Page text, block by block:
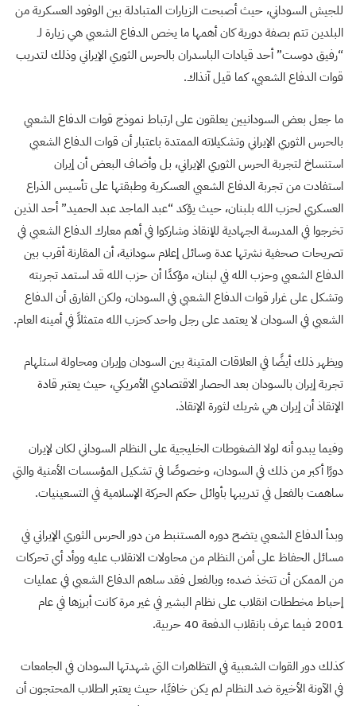
للجيش السوداني، حيث أصبحت الزيارات المتبادلة بين الوفود العسكرية من
البلدين تتم بصفة دورية كان أهمها ما يخص الدفاع الشعبي هي زيارة لـ
“رفيق دوست” أحد قيادات الباسدران بالحرس الثوري الإيراني وذلك لتدريب
قوات الدفاع الشعبي، كما قيل آنذاك.
ما جعل بعض السودانيين يعلقون على ارتباط نموذج قوات الدفاع الشعبي
بالحرس الثوري الإيراني وتشكيلاته الممتدة باعتبار أن قوات الدفاع الشعبي
استنساخ لتجربة الحرس الثوري الإيراني، بل وأضاف البعض أن إيران
استفادت من تجربة الدفاع الشعبي العسكرية وطبقتها على تأسيس الذراع
العسكري لحزب الله بلبنان، حيث يؤكد “عبد الماجد عبد الحميد” أحد الذين
تخرجوا في المدرسة الجهادية للإنقاذ وشاركوا في أهم معارك الدفاع الشعبي في
تصريحات صحفية نشرتها عدة وسائل إعلام سودانية، أن المقارنة أقرب بين
الدفاع الشعبي وحزب الله في لبنان، مؤكدًا أن حزب الله قد استمد تجربته
وتشكل على غرار قوات الدفاع الشعبي في السودان، ولكن الفارق أن الدفاع
الشعبي في السودان لا يعتمد على رجل واحد كحزب الله متمثلاً في أمينه العام.
ويظهر ذلك أيضًا في العلاقات المتينة بين السودان وإيران ومحاولة استلهام
تجربة إيران بالسودان بعد الحصار الاقتصادي الأمريكي، حيث يعتبر قادة
الإنقاذ أن إيران هي شريك لثورة الإنقاذ.
وفيما يبدو أنه لولا الضغوطات الخليجية على النظام السوداني لكان لإيران
دورًا أكبر من ذلك في السودان، وخصوصًا في تشكيل المؤسسات الأمنية والتي
ساهمت بالفعل في تدريبها بأوائل حكم الحركة الإسلامية في التسعينيات.
وبدأ الدفاع الشعبي يتضح دوره المستنبط من دور الحرس الثوري الإيراني في
مسائل الحفاظ على أمن النظام من محاولات الانقلاب عليه ووأد أي تحركات
من الممكن أن تتخذ ضده؛ وبالفعل فقد ساهم الدفاع الشعبي في عمليات
إحباط مخططات انقلاب على نظام البشير في غير مرة كانت أبرزها في عام
2001 فيما عرف بانقلاب الدفعة 40 حربية.
كذلك دور القوات الشعبية في التظاهرات التي شهدتها السودان في الجامعات
في الآونة الأخيرة ضد النظام لم يكن خافيًا، حيث يعتبر الطلاب المحتجون أن